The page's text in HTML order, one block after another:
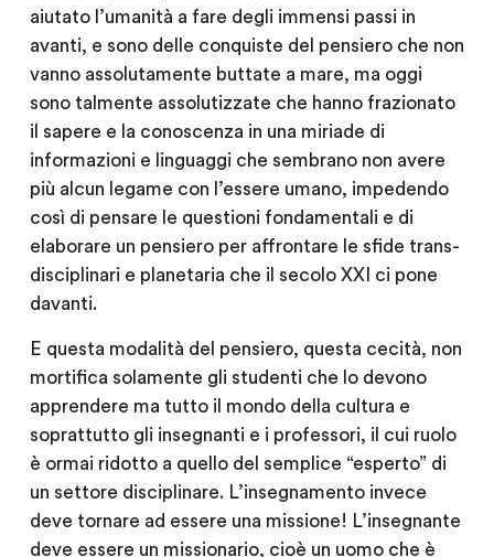
aiutato l’umanità a fare degli immensi passi in
avanti, e sono delle conquiste del pensiero che non
vanno assolutamente buttate a mare, ma oggi
sono talmente assolutizzate che hanno frazionato
il sapere e la conoscenza in una miriade di
informazioni e linguaggi che sembrano non avere
più alcun legame con l’essere umano, impedendo
così di pensare le questioni fondamentali e di
elaborare un pensiero per affrontare le sfide trans-
disciplinari e planetaria che il secolo XXI ci pone
davanti.
E questa modalità del pensiero, questa cecità, non
mortifica solamente gli studenti che lo devono
apprendere ma tutto il mondo della cultura e
soprattutto gli insegnanti e i professori, il cui ruolo
è ormai ridotto a quello del semplice “esperto” di
un settore disciplinare. L’insegnamento invece
deve tornare ad essere una missione! L’insegnante
deve essere un missionario, cioè un uomo che è